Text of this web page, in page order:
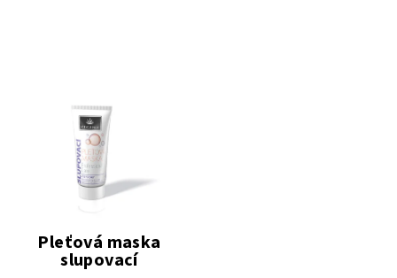
Pleťová maska
slupovací